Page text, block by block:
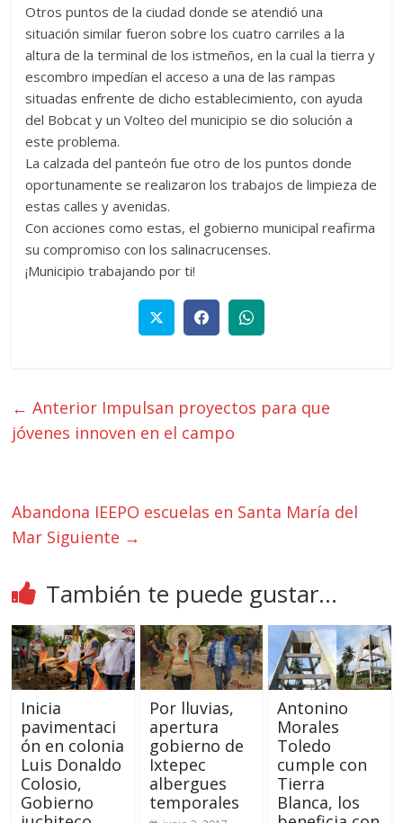
Otros puntos de la ciudad donde se atendió una
situación similar fueron sobre los cuatro carriles a la
altura de la terminal de los istmeños, en la cual la tierra y
escombro impedían el acceso a una de las rampas
situadas enfrente de dicho establecimiento, con ayuda
del Bobcat y un Volteo del municipio se dio solución a
este problema.
La calzada del panteón fue otro de los puntos donde
oportunamente se realizaron los trabajos de limpieza de
estas calles y avenidas.
Con acciones como estas, el gobierno municipal reafirma
su compromiso con los salinacrucenses.
¡Municipio trabajando por ti!
← Anterior Impulsan proyectos para que
jóvenes innoven en el campo
Abandona IEEPO escuelas en Santa María del
Mar Siguiente →
También te puede gustar...
Inicia
pavimentaci
ón en colonia
Luis Donaldo
Colosio,
Gobierno
Por lluvias,
apertura
gobierno de
Ixtepec
albergues
temporales
Antonino
Morales
Toledo
cumple con
Tierra
Blanca, los